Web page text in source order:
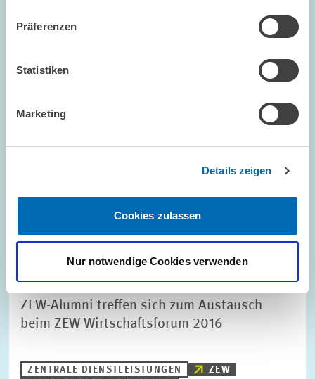
Präferenzen
Statistiken
Marketing
Details zeigen
Cookies zulassen
Nur notwendige Cookies verwenden
in
vergrößerter
VERANSTALTUNGSREIHEN // 06.07.2016
ZEW-Alumni treffen sich zum Austausch
beim ZEW Wirtschaftsforum 2016
ZENTRALE DIENSTLEISTUNGEN
ZEW